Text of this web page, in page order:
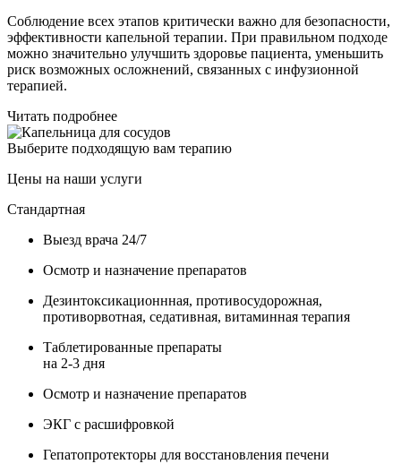
Соблюдение всех этапов критически важно для безопасности,
эффективности капельной терапии. При правильном подходе
можно значительно улучшить здоровье пациента, уменьшить
риск возможных осложнений, связанных с инфузионной
терапией.
Читать подробнее
Выберите подходящую вам терапию
Цены на наши услуги
Стандартная
Выезд врача 24/7
Осмотр и назначение препаратов
Дезинтоксикационнная, противосудорожная,
противорвотная, седативная, витаминная терапия
Таблетированные препараты
на 2-3 дня
Осмотр и назначение препаратов
ЭКГ с расшифровкой
Гепатопротекторы для восстановления печени